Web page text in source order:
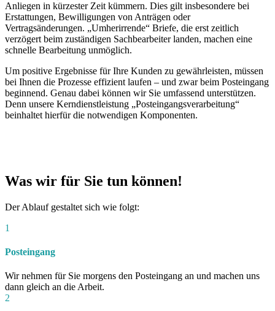
Anliegen in kürzester Zeit kümmern. Dies gilt insbesondere bei
Erstattungen, Bewilligungen von Anträgen oder
Vertragsänderungen. „Umherirrende“ Briefe, die erst zeitlich
verzögert beim zuständigen Sachbearbeiter landen, machen eine
schnelle Bearbeitung unmöglich.
Um positive Ergebnisse für Ihre Kunden zu gewährleisten, müssen
bei Ihnen die Prozesse effizient laufen – und zwar beim Posteingang
beginnend. Genau dabei können wir Sie umfassend unterstützen.
Denn unsere Kerndienstleistung „Posteingangsverarbeitung“
beinhaltet hierfür die notwendigen Komponenten.
Was wir für Sie tun können!
Der Ablauf gestaltet sich wie folgt:
1
Posteingang
Wir nehmen für Sie morgens den Posteingang an und machen uns
dann gleich an die Arbeit.
2